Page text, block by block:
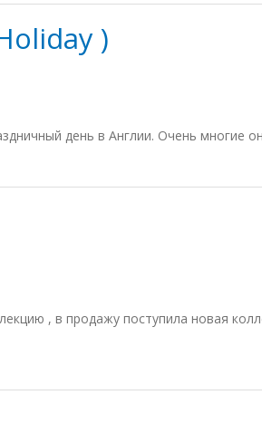
)
день в Англии. Очень многие
, в продажу поступила новая